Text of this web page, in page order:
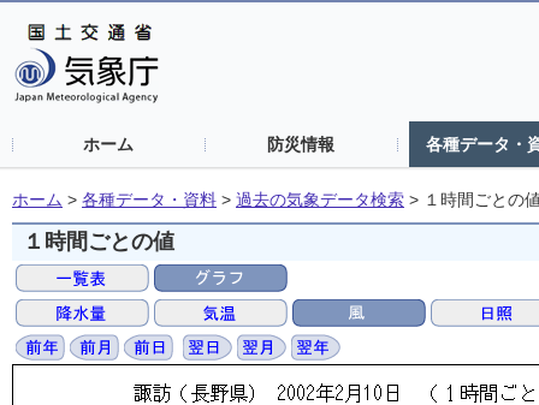
ホーム 防災情報 各種データ・
ホーム > 各種データ・資料 > 過去の気象データ検索 > １時間ごとの
１時間ごとの値